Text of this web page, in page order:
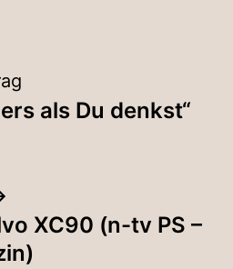
als Du denkst“
XC90 (n-tv PS –